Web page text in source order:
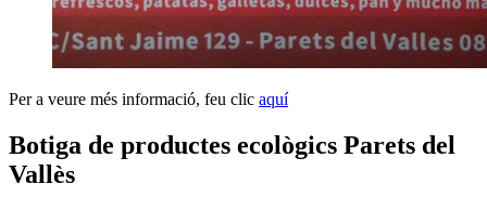
Per a veure més informació, feu clic aquí
Botiga de productes ecològics Parets del
Vallès